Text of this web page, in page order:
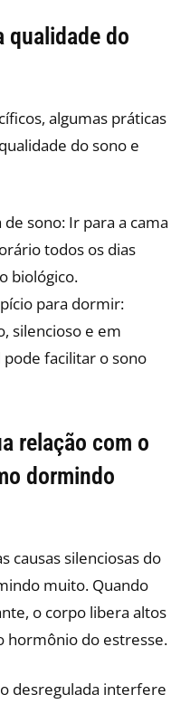
qualidade do
algumas práticas
do sono e
sono: Ir para a cama
todos os dias
biológico.​
para dormir:
silencioso e em
facilitar o sono
relação com o
dormindo
causas silenciosas do
muito. Quando
o corpo libera altos
hormônio do estresse.
desregulada interfere